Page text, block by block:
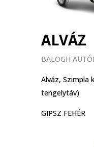
ALVÁZ
BALOGH
Alváz, Szimpla
tengelytáv)
GIPSZ FEHÉR